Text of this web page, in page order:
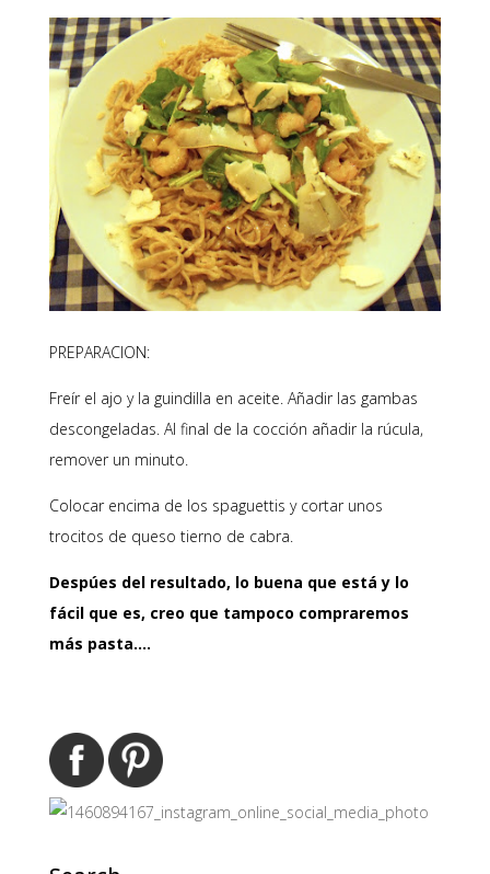
PREPARACION:
Freír el ajo y la guindilla en aceite. Añadir las gambas
descongeladas. Al final de la cocción añadir la rúcula,
remover un minuto.
Colocar encima de los spaguettis y cortar unos
trocitos de queso tierno de cabra.
Despúes del resultado, lo buena que está y lo
fácil que es, creo que tampoco compraremos
más pasta….